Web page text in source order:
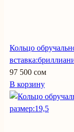
Кольцо
97 500 сом
В корзину